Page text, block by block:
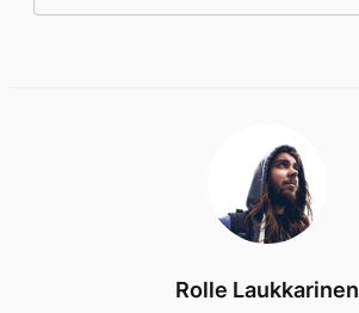
Rolle Laukkarinen